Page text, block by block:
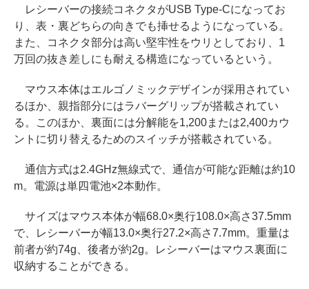
レシーバーの接続コネクタがUSB Type-Cになってお
り、表・裏どちらの向きでも挿せるようになっている。
また、コネクタ部分は高い堅牢性をウリとしており、1
万回の抜き差しにも耐える構造になっているという。
マウス本体はエルゴノミックデザインが採用されてい
るほか、親指部分にはラバーグリップが搭載されてい
る。このほか、裏面には分解能を1,200または2,400カウ
ントに切り替えるためのスイッチが搭載されている。
通信方式は2.4GHz無線式で、通信が可能な距離は約10
m。電源は単四電池×2本動作。
サイズはマウス本体が幅68.0×奥行108.0×高さ37.5mm
で、レシーバーが幅13.0×奥行27.2×高さ7.7mm。重量は
前者が約74g、後者が約2g。レシーバーはマウス裏面に
収納することができる。